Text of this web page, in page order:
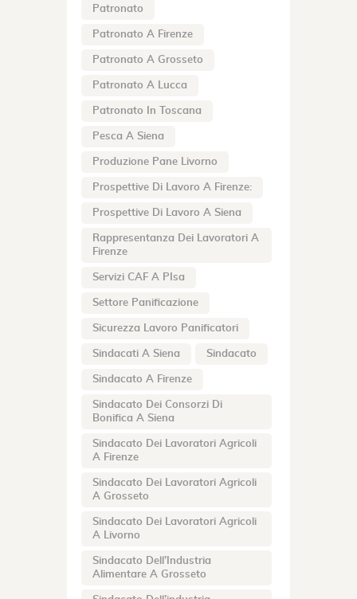
Patronato
Patronato A Firenze
Patronato A Grosseto
Patronato A Lucca
Patronato In Toscana
Pesca A Siena
Produzione Pane Livorno
Prospettive Di Lavoro A Firenze:
Prospettive Di Lavoro A Siena
Rappresentanza Dei Lavoratori A
Firenze
Servizi CAF A PIsa
Settore Panificazione
Sicurezza Lavoro Panificatori
Sindacati A Siena Sindacato
Sindacato A Firenze
Sindacato Dei Consorzi Di
Bonifica A Siena
Sindacato Dei Lavoratori Agricoli
A Firenze
Sindacato Dei Lavoratori Agricoli
A Grosseto
Sindacato Dei Lavoratori Agricoli
A Livorno
Sindacato Dell’Industria
Alimentare A Grosseto